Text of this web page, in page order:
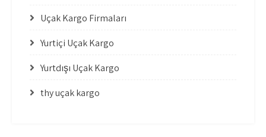
Uçak Kargo Firmaları
Yurtiçi Uçak Kargo
Yurtdışı Uçak Kargo
thy uçak kargo